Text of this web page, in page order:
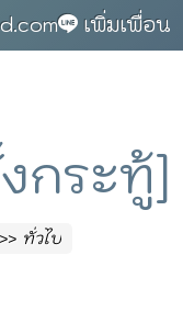
เพิ่มเพื่อน
กระทู้]
ทั่วไป